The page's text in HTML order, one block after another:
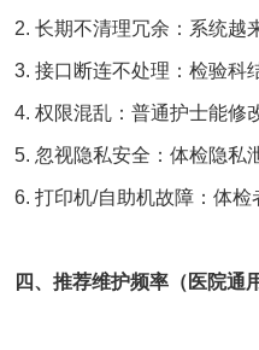
2. 长期不清理冗余：系统越
3. 接口断连不处理：检验科
4. 权限混乱：普通护士能修
5. 忽视隐私安全：体检隐私
6. 打印机/自助机故障：体检
四、推荐维护频率（医院通